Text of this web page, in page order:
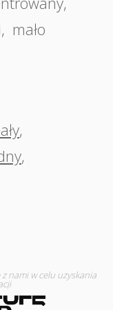
, mało
,
,
z nami w celu uzyskania